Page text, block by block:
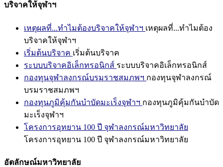
บริจาคให้จุฬาฯ
เหตุผลที่...ทำไมต้องบริจาคให้จุฬาฯ เหตุผลที่...ทำไมต้อง
บริจาคให้จุฬาฯ
เริ่มต้นบริจาค เริ่มต้นบริจาค
ระบบบริจาคอิเล็กทรอนิกส์ ระบบบริจาคอิเล็กทรอนิกส์
กองทุนจุฬาลงกรณ์บรมราชสมภพฯ กองทุนจุฬาลงกรณ์
บรมราชสมภพฯ
กองทุนภูมิคุ้มกันบำบัดมะเร็งจุฬาฯ กองทุนภูมิคุ้มกันบำบัด
มะเร็งจุฬาฯ
โครงการอุทยาน 100 ปี จุฬาลงกรณ์มหาวิทยาลัย
โครงการอุทยาน 100 ปี จุฬาลงกรณ์มหาวิทยาลัย
อัตลักษณ์มหาวิทยาลัย